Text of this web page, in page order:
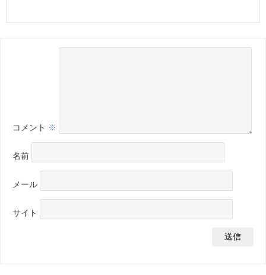
コメント ※
名前
メール
サイト